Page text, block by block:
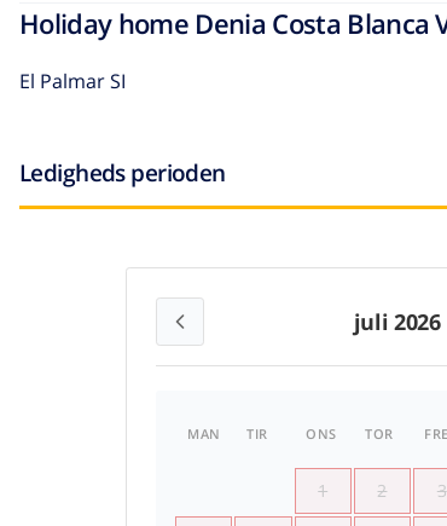
Holiday home Denia Costa Blanca
El Palmar SI
Ledigheds perioden
juli 2026
MAN TIR ONS TOR FRE
1 2 3